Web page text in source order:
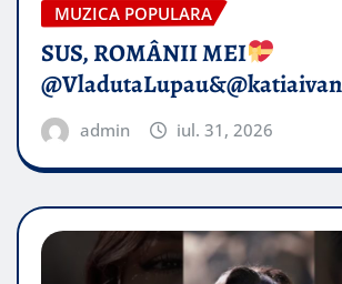
MUZICA POPULARA
SUS, ROMÂNII MEI
admin iul. 31, 2026